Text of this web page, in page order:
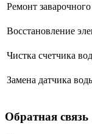
Ремонт
Восстановление
Чистка счетчика
Замена датчика
Обратная связь